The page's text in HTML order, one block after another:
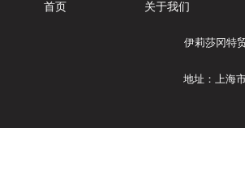
首页 关于我们
伊莉莎冈特
地址：上海